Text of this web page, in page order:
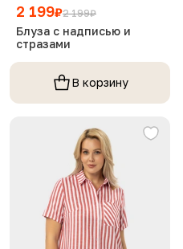
2 199₽2 199₽
Блуза с надписью и
стразами
В корзину